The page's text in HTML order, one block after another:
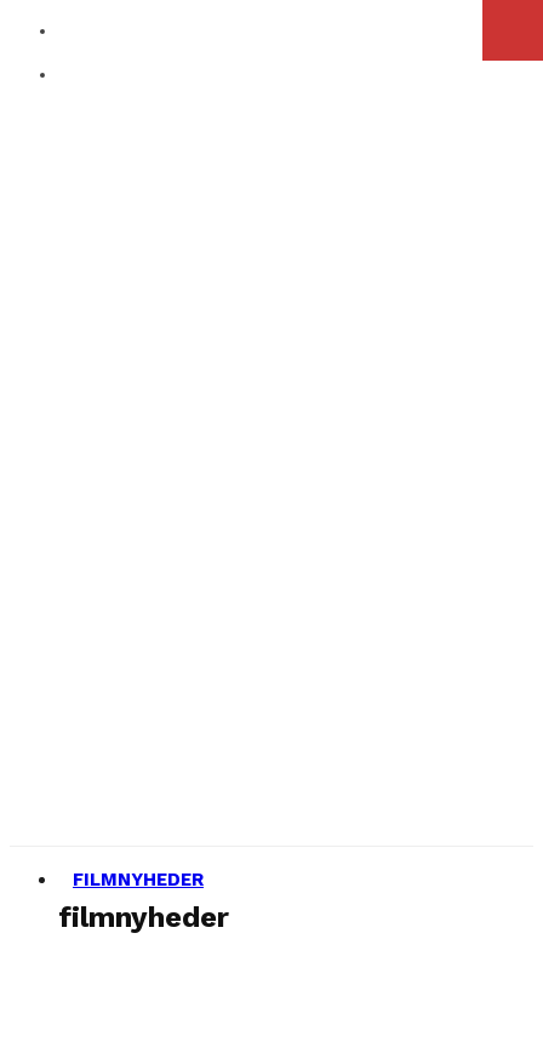
FILMNYHEDER
filmnyheder